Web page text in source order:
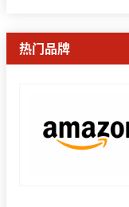
热门品牌